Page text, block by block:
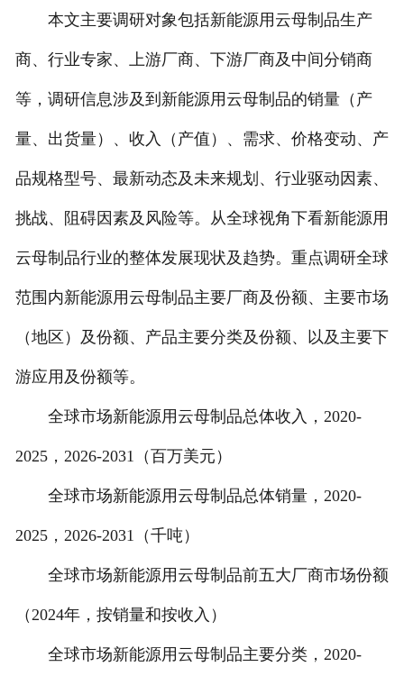
本文主要调研对象包括新能源用云母制品生产
商、行业专家、上游厂商、下游厂商及中间分销商
等，调研信息涉及到新能源用云母制品的销量（产
量、出货量）、收入（产值）、需求、价格变动、产
品规格型号、最新动态及未来规划、行业驱动因素、
挑战、阻碍因素及风险等。从全球视角下看新能源用
云母制品行业的整体发展现状及趋势。重点调研全球
范围内新能源用云母制品主要厂商及份额、主要市场
（地区）及份额、产品主要分类及份额、以及主要下
游应用及份额等。
全球市场新能源用云母制品总体收入，2020-
2025，2026-2031（百万美元）
全球市场新能源用云母制品总体销量，2020-
2025，2026-2031（千吨）
全球市场新能源用云母制品前五大厂商市场份额
（2024年，按销量和按收入）
全球市场新能源用云母制品主要分类，2020-